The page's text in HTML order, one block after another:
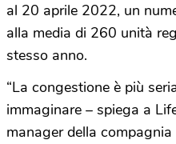
al 20 aprile 2022, un
alla media di 260 unità
stesso anno.
“La congestione è più
immaginare – spiega a
manager della